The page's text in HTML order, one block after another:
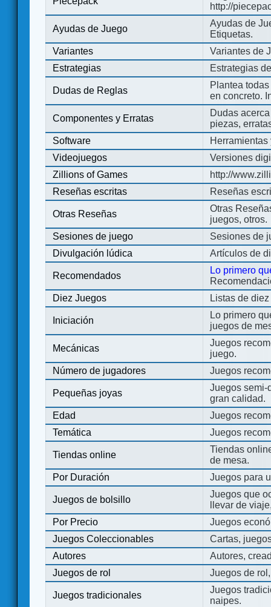
http://
Ayudas de Juego
Ayudas de
Etiquetas.
Variantes
Variantes de
Estrategias
Estrategias
Dudas de Reglas
Plantea
en concreto.
Componentes y Erratas
Dudas
piezas,
Software
Videojuegos
Versiones
Zillions of Games
http://
Reseñas escritas
Reseñas
Otras Reseñas
Otras
juegos, otros.
Sesiones de juego
Sesiones de
Divulgación lúdica
Artículos de
Recomendados
Lo primero
Diez Juegos
Listas de
Iniciación
Lo primero
juegos de
Mecánicas
Juegos
juego.
Número de jugadores
Juegos
Pequeñas joyas
Juegos semi-
gran calidad.
Edad
Juegos
Temática
Juegos
Tiendas online
Tiendas
de mesa.
Por Duración
Juegos para
Juegos de bolsillo
Juegos que
llevar de
Por Precio
Juegos
Juegos Coleccionables
Cartas,
Autores
Autores,
Juegos de rol
Juegos de
Juegos tradicionales
Juegos
naipes.